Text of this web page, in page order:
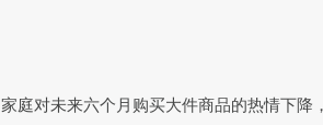
对未来六个月购买大件商品的热情下降